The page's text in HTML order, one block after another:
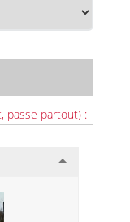
passe partout) :